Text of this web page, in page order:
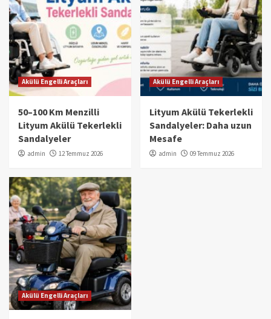
Akülü Engelli Araçları
50–100 Km Menzilli
Lityum Akülü Tekerlekli
Sandalyeler
admin 12 Temmuz 2026
Akülü Engelli Araçları
Lityum Akülü Tekerlekli
Sandalyeler: Daha uzun
Mesafe
admin 09 Temmuz 2026
Akülü Engelli Araçları